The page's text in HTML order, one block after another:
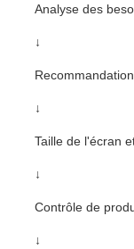
Analyse des
↓
↓
Taille de l'écran
↓
Contrôle de
↓